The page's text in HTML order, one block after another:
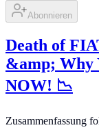
Abonnieren
Death of
&amp; Why
NOW! 📉
Zusammenfassung